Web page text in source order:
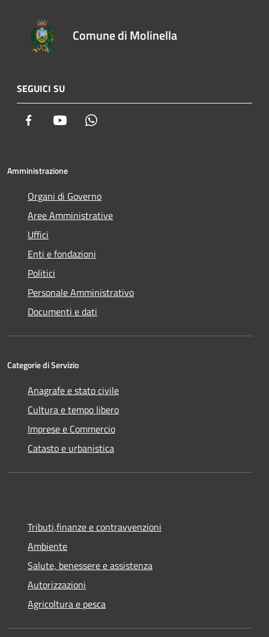
Comune di Molinella
SEGUICI SU
Facebook Youtube
Amministrazione
Organi di Governo
Aree Amministrative
Uffici
Enti e fondazioni
Politici
Personale Amministrativo
Documenti e dati
Categorie di Servizio
Anagrafe e stato civile
Cultura e tempo libero
Imprese e Commercio
Catasto e urbanistica
Tributi,finanze e contravvenzioni
Ambiente
Salute, benessere e assistenza
Autorizzazioni
Agricoltura e pesca